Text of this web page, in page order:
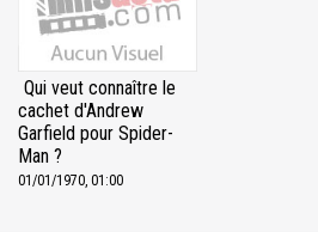
Qui veut connaître le
cachet d'Andrew
Garfield pour Spider-
Man ?
01/01/1970, 01:00